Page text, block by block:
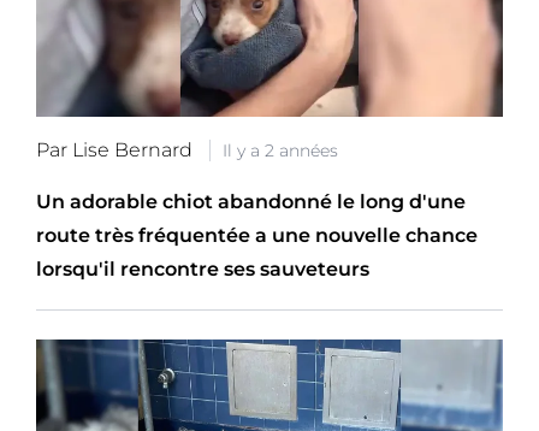
Par Lise Bernard Il y a 2 années
Un adorable chiot abandonné le long d'une
route très fréquentée a une nouvelle chance
lorsqu'il rencontre ses sauveteurs